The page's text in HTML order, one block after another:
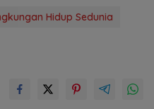
Hidup Sedunia